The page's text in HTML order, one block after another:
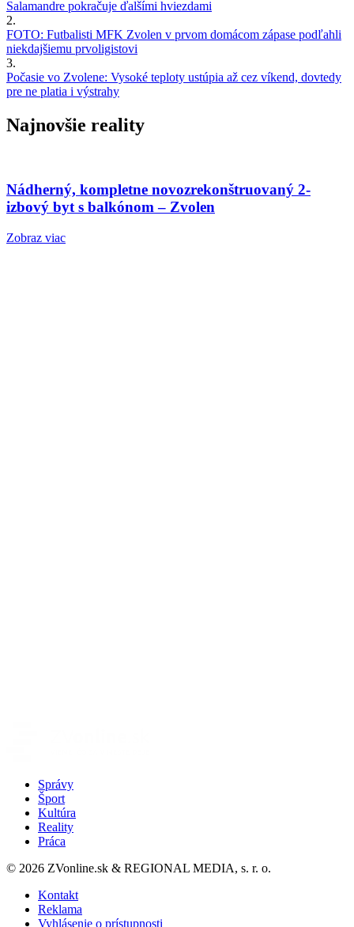
Salamandre pokračuje ďalšími hviezdami
2.
FOTO: Futbalisti MFK Zvolen v prvom domácom zápase podľahli
niekdajšiemu prvoligistovi
3.
Počasie vo Zvolene: Vysoké teploty ustúpia až cez víkend, dovtedy
pre ne platia i výstrahy
Najnovšie reality
Nádherný, kompletne novozrekonštruovaný 2-
izbový byt s balkónom – Zvolen
Zobraz viac
Správy
Šport
Kultúra
Reality
Práca
© 2026 ZVonline.sk & REGIONAL MEDIA, s. r. o.
Kontakt
Reklama
Vyhlásenie o prístupnosti